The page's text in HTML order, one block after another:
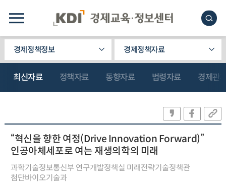
경제정책정보 경제정책자료
최신자료 정책자료 동향자료 법령자료 경제관
“혁신을 향한 여정(Drive Innovation Forward)”
인공아체세포로 여는 재생의학의 미래
과학기술정보통신부 연구개발정책실 미래전략기술정책관
첨단바이오기술과